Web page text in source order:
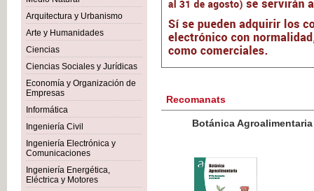
Arquitectura y Urbanismo
Arte y Humanidades
Ciencias
Ciencias Sociales y Jurídicas
Economía y Organización de
Empresas
Informática
Ingeniería Civil
Ingeniería Electrónica y
Comunicaciones
Ingeniería Energética,
Eléctrica y Motores
Recomanats
Botánica Agroalimentaria